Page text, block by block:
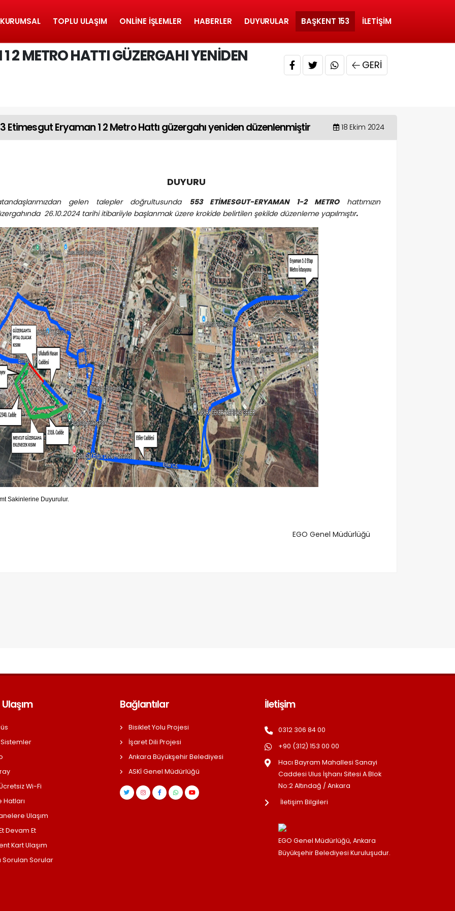
KURUMSAL TOPLU ULAŞIM ONLINE İŞLEMLER HABERLER DUYURULAR BAŞKENT 153 İLETIŞIM
2 METRO HATTI GÜZERGAHI YENIDEN GERI
Etimesgut Eryaman 1 2 Metro Hattı güzergahı yeniden düzenlenmiştir 18 Ekim 2024
DUYURU
gelen talepler doğrultusunda 553 ETİMESGUT-ERYAMAN 1-2 METROhattımızın
26.10.2024 tarihi itibariiyle başlanmak üzere krokide belirtilen şekilde düzenleme yapılmıştır.
Sakinlerine Duyurulur.
EGO Genel Müdürlüğü
Sistemler
Wi-Fi
Hatları
Ulaşım
Devam Et
Kart Ulaşım
Sorulan Sorular
Bağlantılar
Bisiklet Yolu Projesi
İşaret Dili Projesi
Ankara Büyükşehir Belediyesi
ASKİ Genel Müdürlüğü
İletişim
0312 306 84 00
+90 (312) 153 00 00
Hacı Bayram Mahallesi Sanayi
Caddesi Ulus İşhanı Sitesi A Blok
No:2 Altındağ / Ankara
İletişim Bilgileri
EGO Genel Müdürlüğü, Ankara
Büyükşehir Belediyesi Kuruluşudur.